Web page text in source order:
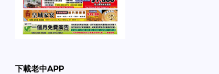
下載老中APP